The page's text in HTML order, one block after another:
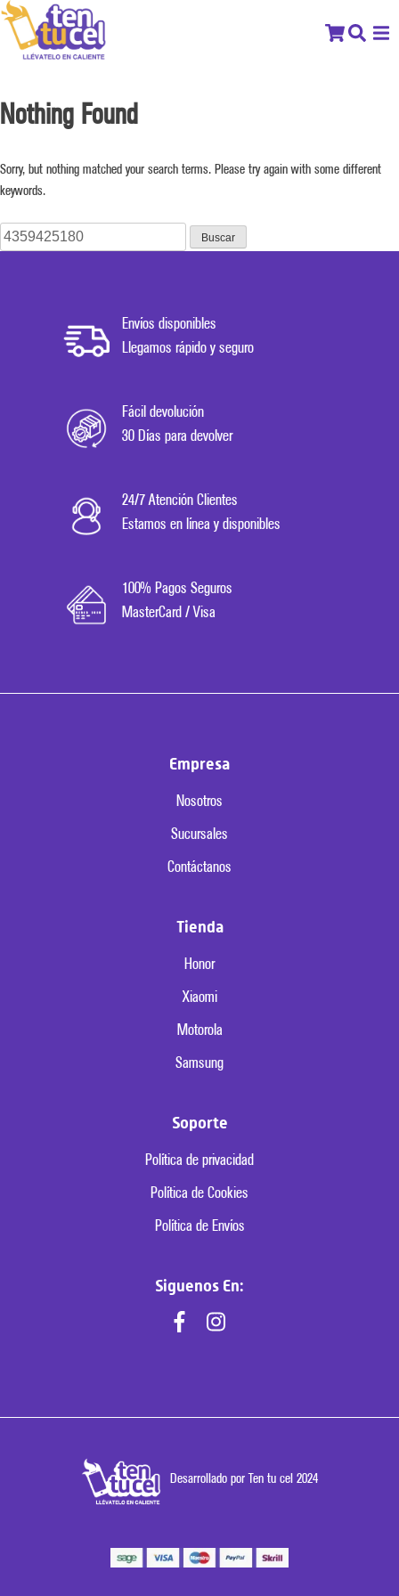
Nothing Found
Sorry, but nothing matched your search terms. Please try again with some different
keywords.
Buscar:
Envíos disponibles
Llegamos rápido y seguro
Fácil devolución
30 Días para devolver
24/7 Atención Clientes
Estamos en línea y disponibles
100% Pagos Seguros
MasterCard / Visa
Empresa
Nosotros
Sucursales
Contáctanos
Tienda
Honor
Xiaomi
Motorola
Samsung
Soporte
Política de privacidad
Política de Cookies
Política de Envíos
Siguenos En:
Desarrollado por Ten tu cel 2024